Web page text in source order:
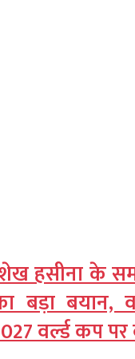
हसीना के
बयान,
वर्ल्ड कप